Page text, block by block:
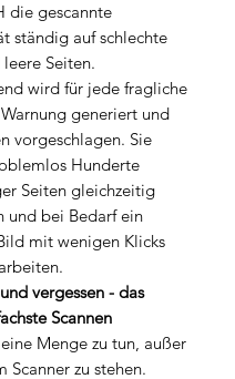
die gescannte
ständig auf schlechte
Seiten.
wird für jede fragliche
generiert und
vorgeschlagen. Sie
Hunderte
Seiten gleichzeitig
und bei Bedarf ein
mit wenigen Klicks
vergessen - das
Scannen
Menge zu tun, außer
Scanner zu stehen.